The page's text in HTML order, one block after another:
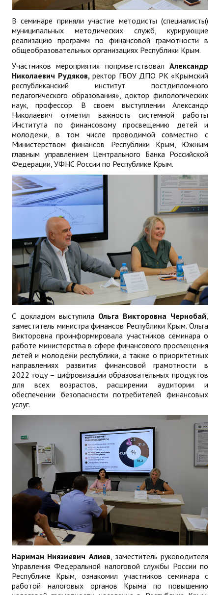
В семинаре приняли участие методисты (специалисты)
муниципальных методических служб, курирующие
реализацию программ по финансовой грамотности в
общеобразовательных организациях Республики Крым.
Участников мероприятия поприветствовал Александр
Николаевич Рудяков, ректор ГБОУ ДПО РК «Крымский
республиканский институт постдипломного
педагогического образования», доктор филологических
наук, профессор. В своем выступлении Александр
Николаевич отметил важность системной работы
Института по финансовому просвещению детей и
молодежи, в том числе проводимой совместно с
Министерством финансов Республики Крым, Южным
главным управлением Центрального Банка Российской
Федерации, УФНС России по Республике Крым.
С докладом выступила Ольга Викторовна Чернобай,
заместитель министра финансов Республики Крым. Ольга
Викторовна проинформировала участников семинара о
работе министерства в сфере финансового просвещения
детей и молодежи республики, а также о приоритетных
направлениях развития финансовой грамотности в
2022 году – цифровизации образовательных продуктов
для всех возрастов, расширении аудитории и
обеспечении безопасности потребителей финансовых
услуг.
Нариман Ниязиевич Алиев , заместитель руководителя
Управления Федеральной налоговой службы России по
Республике Крым, ознакомил участников семинара с
работой налоговых органов Крыма по повышению